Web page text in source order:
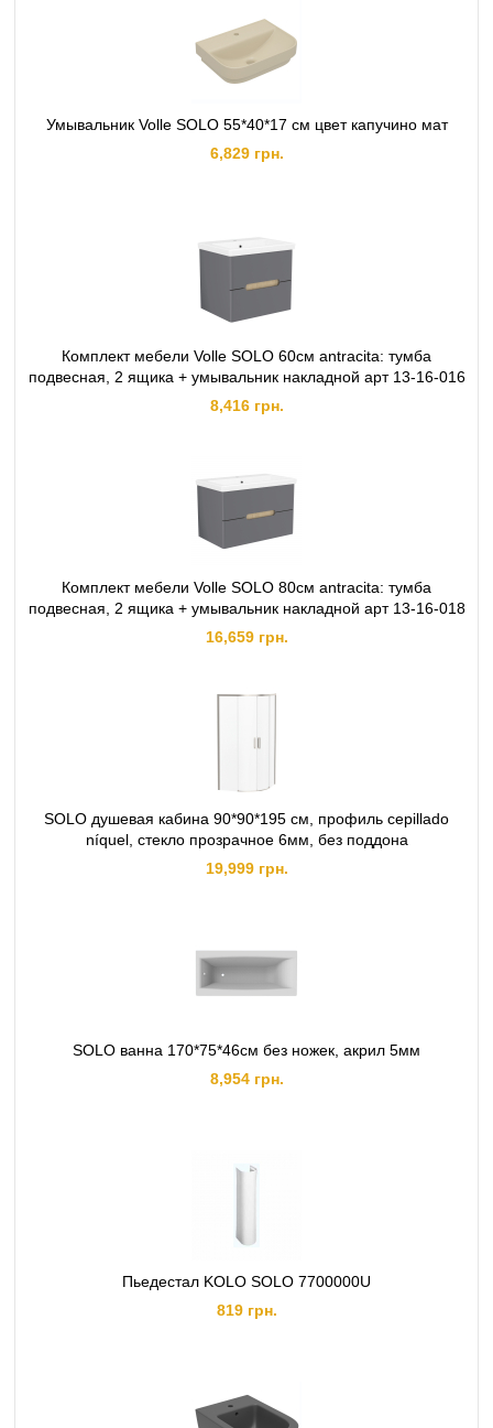
Умывальник Volle SOLO 55*40*17 см цвет капучино мат
6,829 грн.
Комплект мебели Volle SOLO 60см antracita: тумба
подвесная, 2 ящика + умывальник накладной арт 13-16-016
8,416 грн.
Комплект мебели Volle SOLO 80см antracita: тумба
подвесная, 2 ящика + умывальник накладной арт 13-16-018
16,659 грн.
SOLO душевая кабина 90*90*195 см, профиль cepillado
níquel, стекло прозрачное 6мм, без поддона
19,999 грн.
SOLO ванна 170*75*46см без ножек, акрил 5мм
8,954 грн.
Пьедестал KOLO SOLO 7700000U
819 грн.